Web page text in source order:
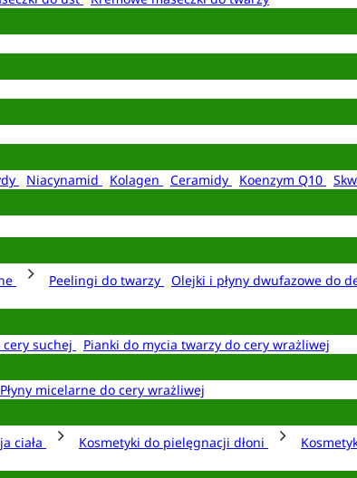
Niacynamid Kolagen Ceramidy Koenzym Q10
Peelingi do twarzy Olejki i płyny dwufazowe do
suchej
Pianki do mycia twarzy do cery wrażliwej
Płyny micelarne do cery wrażliwej
ciała Kosmetyki do pielęgnacji dłoni